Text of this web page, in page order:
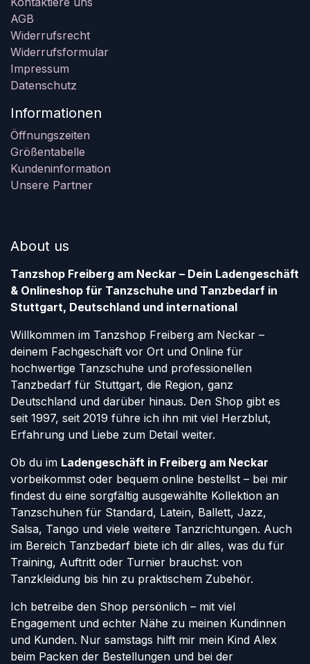
AGB
Widerrufsrecht
Widerrufsformular
Impressum
Datenschutz
Informationen
Öffnungszeiten
Größentabelle
Kundeninformation
Unsere Partner
About us
Tanzshop Freiberg am Neckar – Dein Ladengeschäft
& Onlineshop für Tanzschuhe und Tanzbedarf in
Stuttgart, Deutschland und international
Willkommen im Tanzshop Freiberg am Neckar –
deinem Fachgeschäft vor Ort und Online für
hochwertige Tanzschuhe und professionellen
Tanzbedarf für Stuttgart, die Region, ganz
Deutschland und darüber hinaus. Den Shop gibt es
seit 1997, seit 2019 führe ich ihn mit viel Herzblut,
Erfahrung und Liebe zum Detail weiter.
Ob du im Ladengeschäft in Freiberg am Neckar
vorbeikommst oder bequem online bestellst – bei mir
findest du eine sorgfältig ausgewählte Kollektion an
Tanzschuhen für Standard, Latein, Ballett, Jazz,
Salsa, Tango und viele weitere Tanzrichtungen. Auch
im Bereich Tanzbedarf biete ich dir alles, was du für
Training, Auftritt oder Turnier brauchst: von
Tanzkleidung bis hin zu praktischem Zubehör.
Ich betreibe den Shop persönlich – mit viel
Engagement und echter Nähe zu meinen Kundinnen
und Kunden. Nur samstags hilft mir mein Kind Alex
beim Packen der Bestellungen und bei der